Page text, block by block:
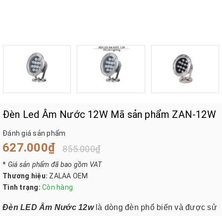
Đèn Led Âm Nước 12W Mã sản phẩm ZAN-12W
Đánh giá sản phẩm
627.000₫ 855.000₫
* Giá sản phẩm đã bao gồm VAT
Thương hiệu: ZALAA OEM
Tình trạng: Còn hàng
Đèn LED Âm Nước 12wlà dòng đèn phổ biến và được sử